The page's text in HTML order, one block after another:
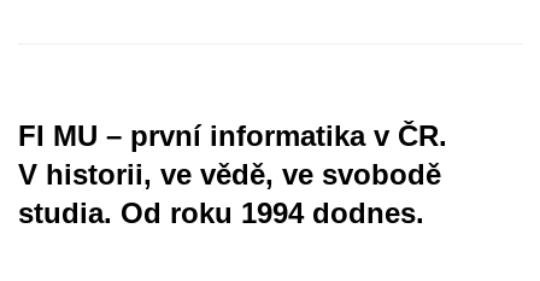
FI MU – první informatika v ČR.
V historii, ve vědě, ve svobodě
studia. Od roku 1994 dodnes.